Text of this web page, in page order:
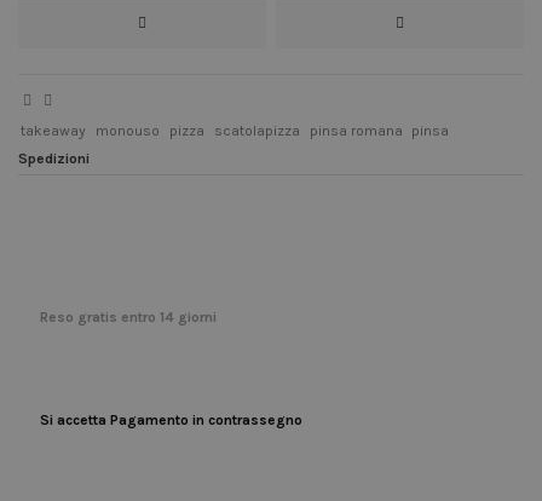
takeaway monouso pizza scatolapizza pinsa romana
pinsa
Spedizioni
Reso gratis entro 14 giorni
Si accetta Pagamento in contrassegno